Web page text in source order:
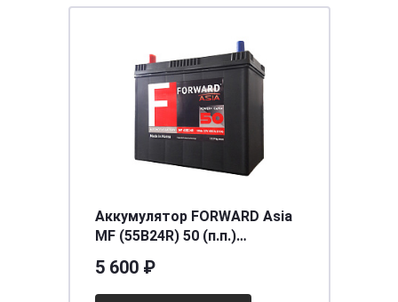
Аккумулятор FORWARD Asia
MF (55B24R) 50 (п.п.)
5 600 ₽